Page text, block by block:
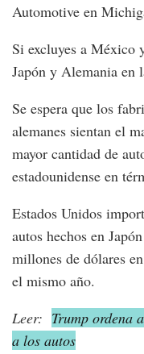
Automotive en
Si excluyes a México
Japón y Alemania en
Se espera que los
alemanes sientan el
mayor cantidad de
estadounidense en
Estados Unidos
autos hechos en
millones de dólares
el mismo año.
Leer: Trump ordena
a los autos